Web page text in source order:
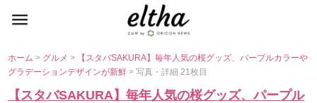
ホーム> グルメ>
【スタバSAKURA】毎年人気の桜グッズ、パープルカラー
グラデーションデザインが新鮮> 写真・詳細 21枚目
【スタバSAKURA】毎年人気の桜グッズ、パープル